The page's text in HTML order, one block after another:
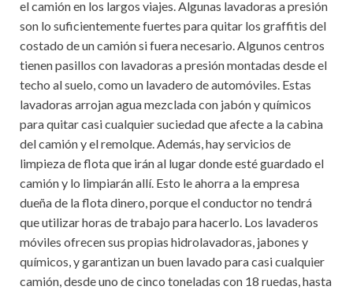
el camión en los largos viajes. Algunas lavadoras a presión
son lo suficientemente fuertes para quitar los graffitis del
costado de un camión si fuera necesario. Algunos centros
tienen pasillos con lavadoras a presión montadas desde el
techo al suelo, como un lavadero de automóviles. Estas
lavadoras arrojan agua mezclada con jabón y químicos
para quitar casi cualquier suciedad que afecte a la cabina
del camión y el remolque. Además, hay servicios de
limpieza de flota que irán al lugar donde esté guardado el
camión y lo limpiarán allí. Esto le ahorra a la empresa
dueña de la flota dinero, porque el conductor no tendrá
que utilizar horas de trabajo para hacerlo. Los lavaderos
móviles ofrecen sus propias hidrolavadoras, jabones y
químicos, y garantizan un buen lavado para casi cualquier
camión, desde uno de cinco toneladas con 18 ruedas, hasta